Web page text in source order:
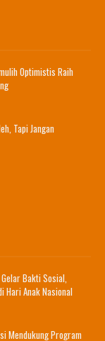
Optimistis Raih
Tapi Jangan
Bakti Sosial,
Hari Anak Nasional
Mendukung Program